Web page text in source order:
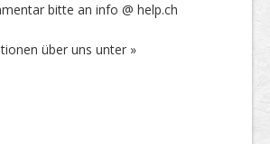
bitte an info @ help.ch
über uns unter »